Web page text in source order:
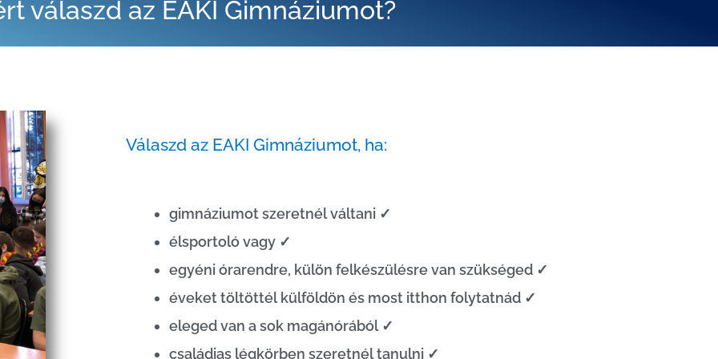
válaszd az EAKI Gimnáziumot?
Válaszd az EAKI Gimnáziumot, ha:
gimnáziumot szeretnél váltani ✓
élsportoló vagy ✓
egyéni órarendre, külön felkészülésre van szükséged ✓
éveket töltöttél külföldön és most itthon folytatnád ✓
eleged van a sok magánórából ✓
családias légkörben szeretnél tanulni ✓